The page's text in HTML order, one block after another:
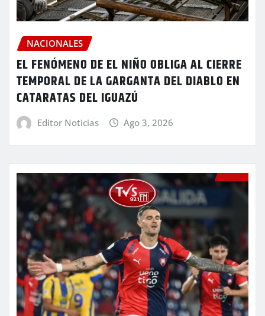
NACIONALES
EL FENÓMENO DE EL NIÑO OBLIGA AL CIERRE
TEMPORAL DE LA GARGANTA DEL DIABLO EN
CATARATAS DEL IGUAZÚ
Editor Noticias Ago 3, 2026